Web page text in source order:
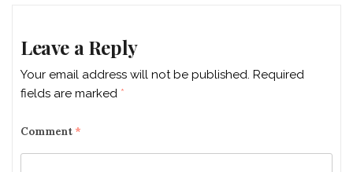
Leave a Reply
Your email address will not be published. Required
fields are marked *
Comment *